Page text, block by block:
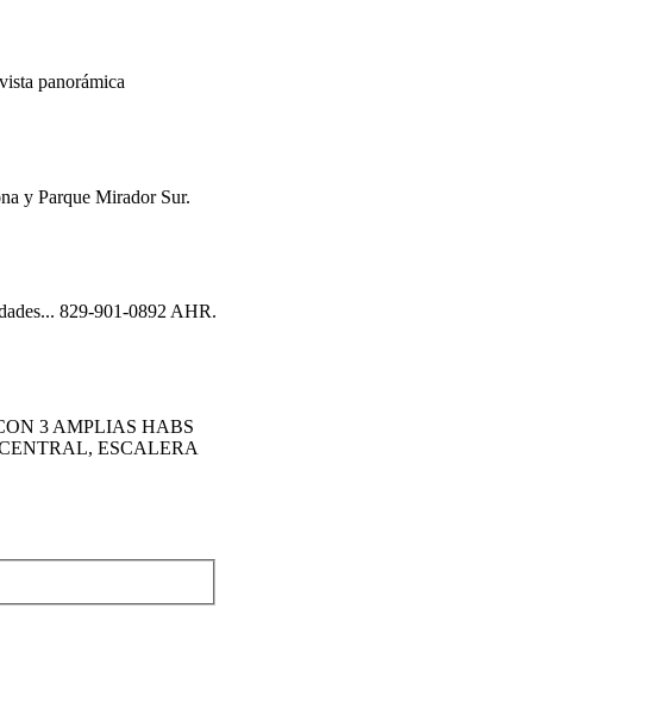
panorámica
y Parque Mirador Sur.
829-901-0892 AHR.
3 AMPLIAS HABS
ESCALERA